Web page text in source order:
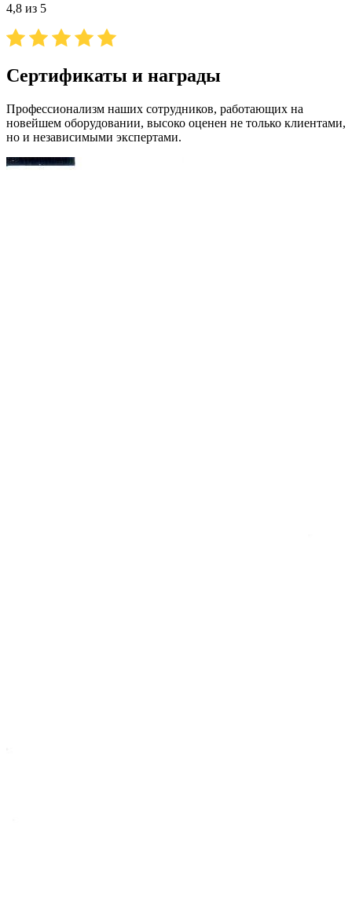
4,8 из 5
Сертификаты и награды
Профессионализм наших сотрудников, работающих на
новейшем оборудовании, высоко оценен не только клиентами,
но и независимыми экспертами.